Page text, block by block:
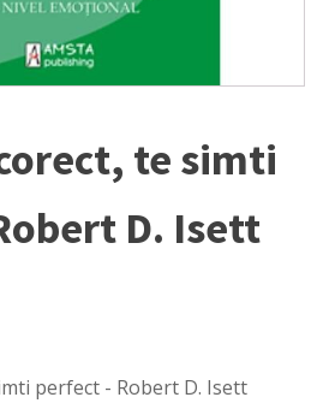
te simti
D. Isett
perfect - Robert D. Isett